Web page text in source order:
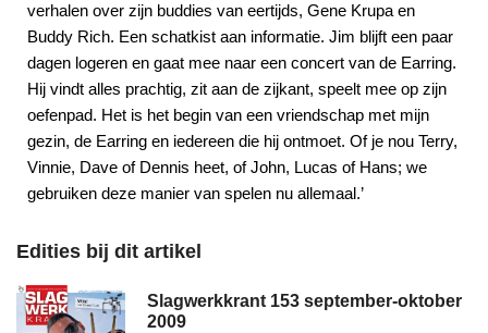
verhalen over zijn buddies van eertijds, Gene Krupa en
Buddy Rich. Een schatkist aan informatie. Jim blijft een paar
dagen logeren en gaat mee naar een concert van de Earring.
Hij vindt alles prachtig, zit aan de zijkant, speelt mee op zijn
oefenpad. Het is het begin van een vriendschap met mijn
gezin, de Earring en iedereen die hij ontmoet. Of je nou Terry,
Vinnie, Dave of Dennis heet, of John, Lucas of Hans; we
gebruiken deze manier van spelen nu allemaal.’
Edities bij dit artikel
Slagwerkkrant 153 september-oktober
2009